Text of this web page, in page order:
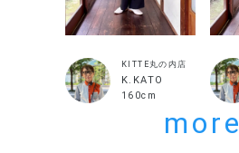
KITTE丸の内店
K.KATO
160cm
more